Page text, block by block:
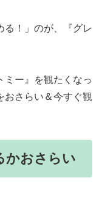
る！」のが、『グレ
ミー』を観たくなっ
おさらい＆今すぐ観
かおさらい